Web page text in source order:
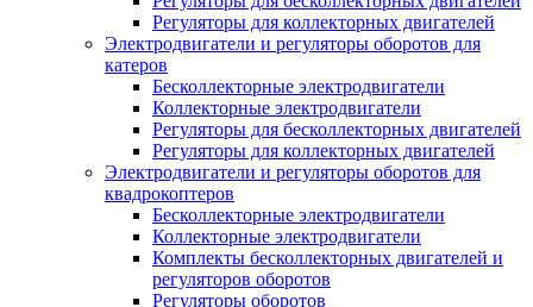
Регуляторы для коллекторных двигателей
Электродвигатели и регуляторы оборотов для
катеров
Бесколлекторные электродвигатели
Коллекторные электродвигатели
Регуляторы для бесколлекторных двигателей
Регуляторы для коллекторных двигателей
Электродвигатели и регуляторы оборотов для
квадрокоптеров
Бесколлекторные электродвигатели
Коллекторные электродвигатели
Комплекты бесколлекторных двигателей и
регуляторов оборотов
Регуляторы оборотов